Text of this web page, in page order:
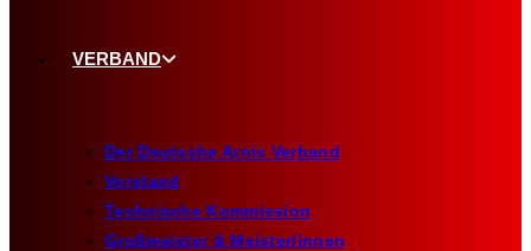
VERBAND
Der Deutsche Arnis Verband
Vorstand
Technische Kommission
Großmeister & Meister/innen